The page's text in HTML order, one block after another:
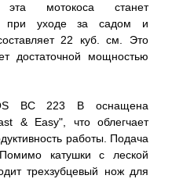
эта мотокоса станет
при уходе за садом и
22 куб. см. Это
достаточной мощностью
BC 223 B оснащена
& Easy", что облегчает
работы. Подача
Помимо катушки с леской
трехзубцевый нож для